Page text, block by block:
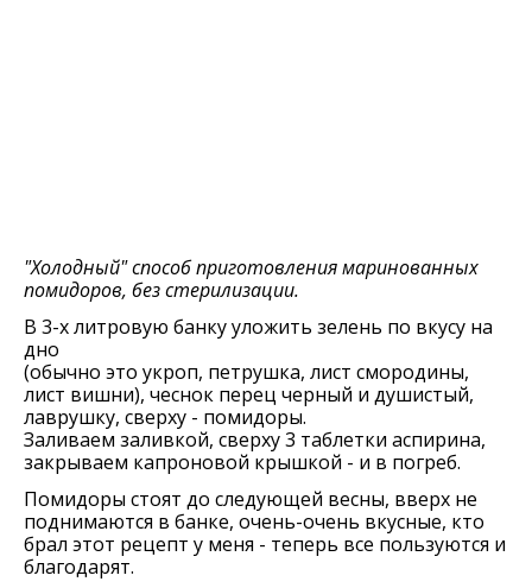
"Холодный" способ приготовления маринованных
помидоров, без стерилизации.
В 3-х литровую банку уложить зелень по вкусу на
дно
(обычно это укроп, петрушка, лист смородины,
лист вишни), чеснок перец черный и душистый,
лаврушку, сверху - помидоры.
Заливаем заливкой, сверху 3 таблетки аспирина,
закрываем капроновой крышкой - и в погреб.
Помидоры стоят до следующей весны, вверх не
поднимаются в банке, очень-очень вкусные, кто
брал этот рецепт у меня - теперь все пользуются и
благодарят.